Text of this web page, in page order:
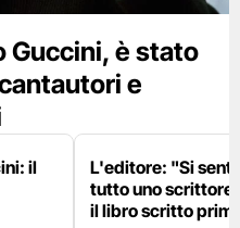
Guccini, è stato
e
il
L'editore: "Si
tutto uno
il libro scritto